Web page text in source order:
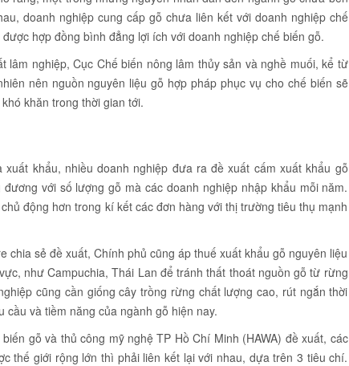
doanh nghiệp cung cấp gỗ chưa liên kết với doanh nghiệp chế
hợp đồng bình đẳng lợi ích với doanh nghiệp chế biến gỗ.
nghiệp, Cục Chế biến nông lâm thủy sản và nghề muối, kể từ
nên nguồn nguyên liệu gỗ hợp pháp phục vụ cho chế biến sẽ
khăn trong thời gian tới.
khẩu, nhiều doanh nghiệp đưa ra đề xuất cấm xuất khẩu gỗ
với số lượng gỗ mà các doanh nghiệp nhập khẩu mỗi năm.
động hơn trong kí kết các đơn hàng với thị trường tiêu thụ mạnh
chia sẻ đề xuất, Chính phủ cũng áp thuế xuất khẩu gỗ nguyên liệu
như Campuchia, Thái Lan để tránh thất thoát nguồn gỗ từ rừng
cũng cần giống cây trồng rừng chất lượng cao, rút ngắn thời
và tiềm năng của ngành gỗ hiện nay.
gỗ và thủ công mỹ nghệ TP Hồ Chí Minh (HAWA) đề xuất, các
thế giới rộng lớn thì phải liên kết lại với nhau, dựa trên 3 tiêu chí.